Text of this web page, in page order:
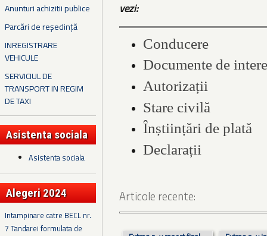
Anunturi achizitii publice
Parcări de reședință
INREGISTRARE
VEHICULE
SERVICIUL DE
TRANSPORT IN REGIM
DE TAXI
Asistenta sociala
Asistenta sociala
Alegeri 2024
Intampinare catre BECL nr.
7 Tandarei formulata de
vezi:
Conducere
Documente de
Autorizații
Stare civilă
Înștiințări de plată
Declarații
Articole recente: